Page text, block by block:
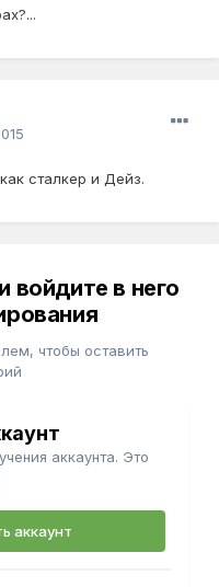
сталкер и Дейз.
войдите в него
чтобы оставить
аккаунта. Это
аккаунт